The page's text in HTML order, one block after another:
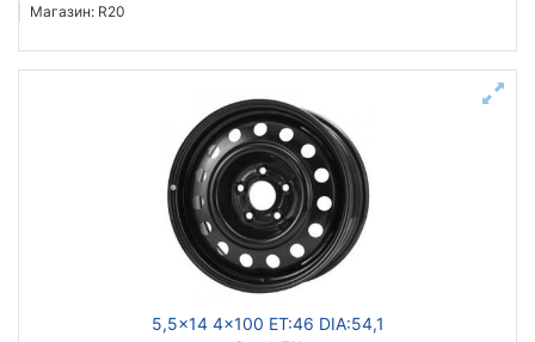
Магазин: R20
5,5x14 4x100 ET:46 DIA:54,1